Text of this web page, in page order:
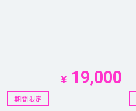
¥ 19,000
期間限定